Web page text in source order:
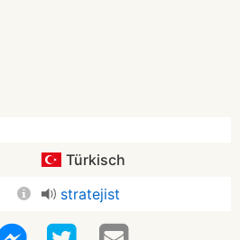
Türkisch
stratejist